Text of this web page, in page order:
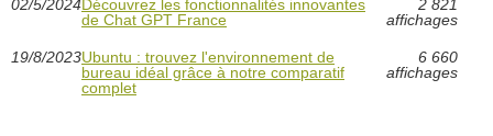
02/5/2024Découvrez les fonctionnalités innovantes
de Chat GPT France
2 821
affichages
19/8/2023Ubuntu : trouvez l'environnement de
bureau idéal grâce à notre comparatif
complet
6 660
affichages